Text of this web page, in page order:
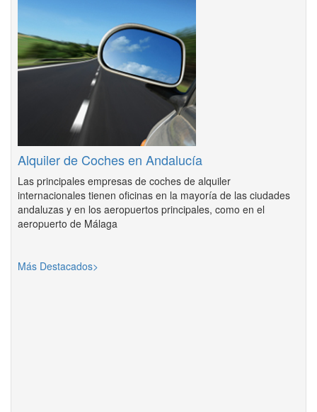
Alquiler de Coches en Andalucía
Las principales empresas de coches de alquiler
internacionales tienen oficinas en la mayoría de las ciudades
andaluzas y en los aeropuertos principales, como en el
aeropuerto de Málaga
Más Destacados>